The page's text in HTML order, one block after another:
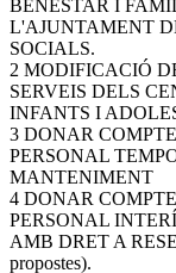
BENESTAR I
L'AJUNTAMENT
SOCIALS.
2 MODIFICACIÓ
SERVEIS DELS
INFANTS I
3 DONAR
PERSONAL
MANTENIMENT
4 DONAR
PERSONAL
AMB DRET A
propostes).